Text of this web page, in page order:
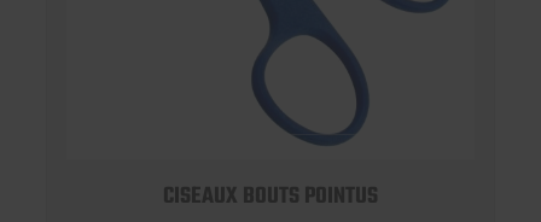
CISEAUX BOUTS POINTUS